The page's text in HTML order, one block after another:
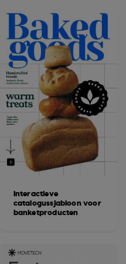
Interactieve
catalogussjabloon voor
banketproducten